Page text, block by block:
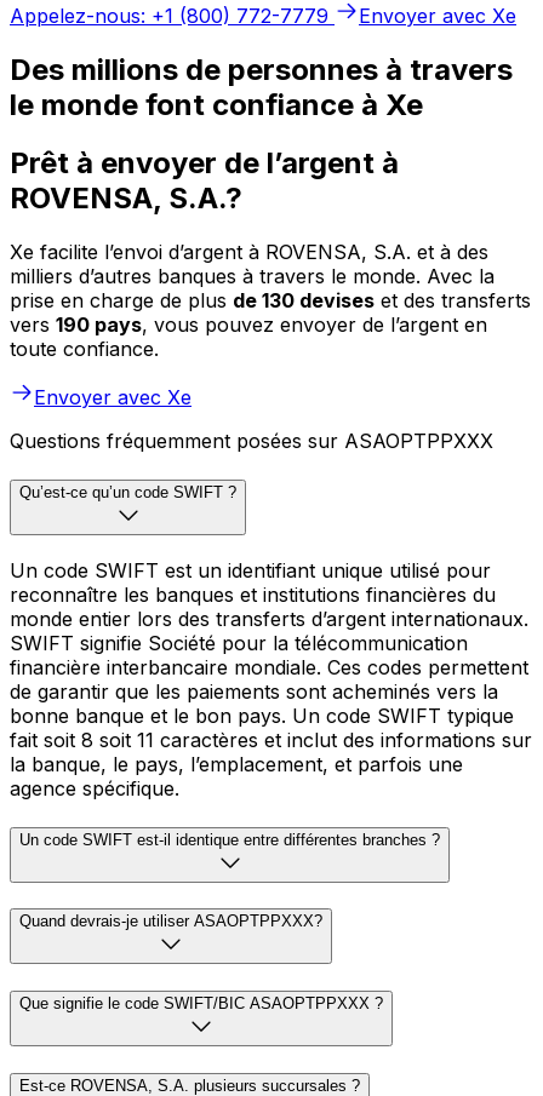
Appelez-nous: +1 (800) 772-7779
Envoyer avec Xe
Des millions de personnes à travers
le monde font confiance à Xe
Prêt à envoyer de l’argent à
ROVENSA, S.A.?
Xe facilite l’envoi d’argent à ROVENSA, S.A. et à des
milliers d’autres banques à travers le monde. Avec la
prise en charge de plus de 130 devises et des transferts
vers 190 pays, vous pouvez envoyer de l’argent en
toute confiance.
Envoyer avec Xe
Questions fréquemment posées sur ASAOPTPPXXX
Qu’est-ce qu’un code SWIFT ?
Un code SWIFT est un identifiant unique utilisé pour
reconnaître les banques et institutions financières du
monde entier lors des transferts d’argent internationaux.
SWIFT signifie Société pour la télécommunication
financière interbancaire mondiale. Ces codes permettent
de garantir que les paiements sont acheminés vers la
bonne banque et le bon pays. Un code SWIFT typique
fait soit 8 soit 11 caractères et inclut des informations sur
la banque, le pays, l’emplacement, et parfois une
agence spécifique.
Un code SWIFT est-il identique entre différentes branches ?
Quand devrais-je utiliser ASAOPTPPXXX?
Que signifie le code SWIFT/BIC ASAOPTPPXXX ?
Est-ce ROVENSA, S.A. plusieurs succursales ?